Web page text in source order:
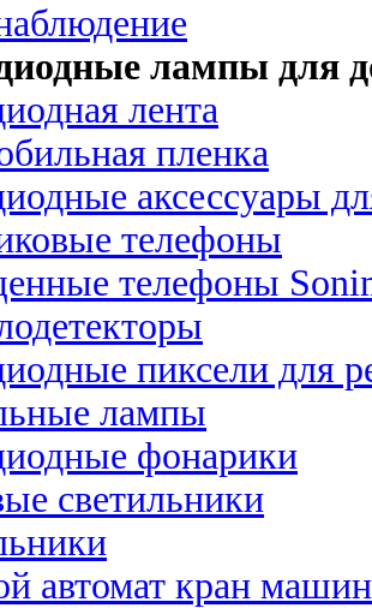
лампы для
лента
пленка
аксессуары
телефоны
телефоны
пиксели для
лампы
фонарики
светильники
автомат кран